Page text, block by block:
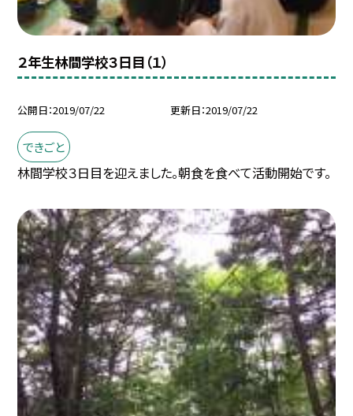
２年生林間学校３日目（１）
公開日 2019/07/22 更新日 2019/07/22
できごと
林間学校３日目を迎えました。朝食を食べて活動開始です。